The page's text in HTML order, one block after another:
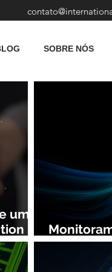
SOBRE NÓS
uma
Rede: